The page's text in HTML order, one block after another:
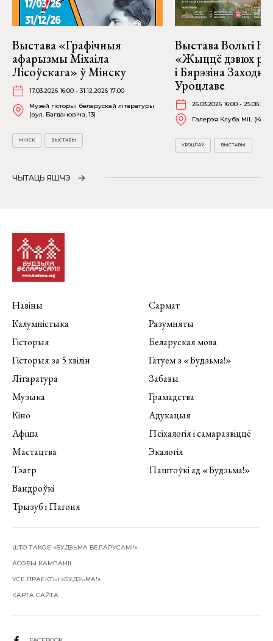
Выстава «Графічныя
афарызмы Міхаіла
Лісоўскага» ў Мінску
17.03.2026 16:00 - 31.12.2026 17:00
Музей гісторыі беларускай літаратуры
(вул. Багдановіча, 13)
МІНСК ВЫСТАВЫ
Выстава Вольгі
«Жыццё дзвюх
і Бярэзіна
Уроцлаве
26.03.2026 16:00 -
Галерэя Клуба MiL
УРОЦЛАЎ ВЫСТАВЫ
ЧЫТАЦЬ ЯШЧЭ
Навіны
Калумністыка
Гісторыя
Гісторыя за 5 хвілін
Літаратура
Музыка
Кіно
Афіша
Мастацтва
Тэатр
Вандроўкі
Трызуб і Пагоня
Сармат
Разумняты
Беларуская мова
Гатуем з «Будзьма!»
Забавы
Грамадства
Адукацыя
Псіхалогія і самаразвіццё
Экалогія
Паштоўкі ад «Будзьма!»
ШТО ТАКОЕ «БУДЗЬМА БЕЛАРУСАМІ!»
АСОБЫ КАМПАНІІ
УСЕ ПРАЕКТЫ «БУДЗЬМА!»
КАРТА САЙТА